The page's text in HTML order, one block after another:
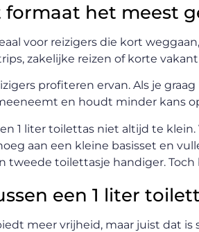
formaat het meest
voor reizigers die kort
zakelijke reizen of korte
profiteren ervan. Als je
en houdt minder kans
1 liter toilettas niet altijd te
aan een kleine basisset en
tweede toilettasje handiger.
een 1 liter
meer vrijheid, maar juist dat